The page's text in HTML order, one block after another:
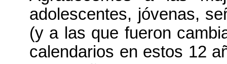
adolescentes, jóvenas,
(y a las que fueron
calendarios en estos 12